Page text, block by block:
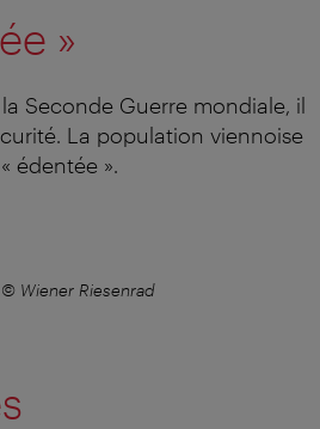
»
Seconde Guerre mondiale, il
La population viennoise
édentée ».
© Wiener Riesenrad